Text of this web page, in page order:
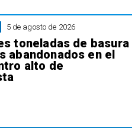
5 de agosto de 2026
toneladas de basura
abandonados en el
alto de